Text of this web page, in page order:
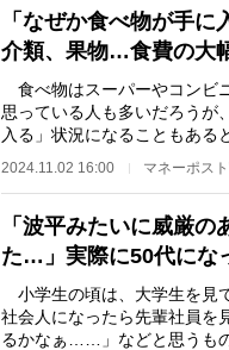
「なぜか食べ物が手
介類、果物…食費の大
食べ物はスーパーやコンビ
思っている人も多いだろうが
入る」状況になることもある
2024.11.02 16:00 マネーポス
「波平みたいに威厳
た…」実際に50代にな
小学生の頃は、大学生を見
社会人になったら先輩社員を
るかなぁ……」などと思うも